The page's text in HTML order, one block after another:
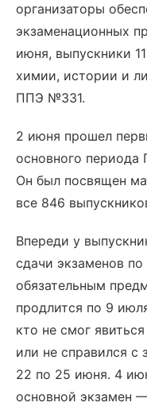
организаторы
экзаменационных
июня, выпускники
химии, истории и
ППЭ №331.
2 июня прошел
основного периода
Он был посвящен
все 846
Впереди у
сдачи экзаменов
обязательным
продлится по 9
кто не смог
или не справился с
22 по 25 июня. 4
основной экзамен